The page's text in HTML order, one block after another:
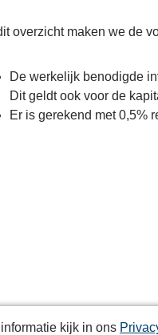
overzicht maken we de
De werkelijk benodigde
Dit geldt ook voor de
Er is gerekend met 0,5%
kijk in ons